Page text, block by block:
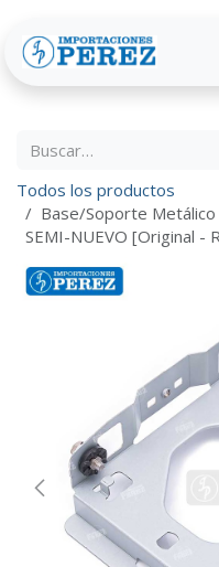
Todos los productos
Base/Soporte
SEMI-NUEVO [Original -